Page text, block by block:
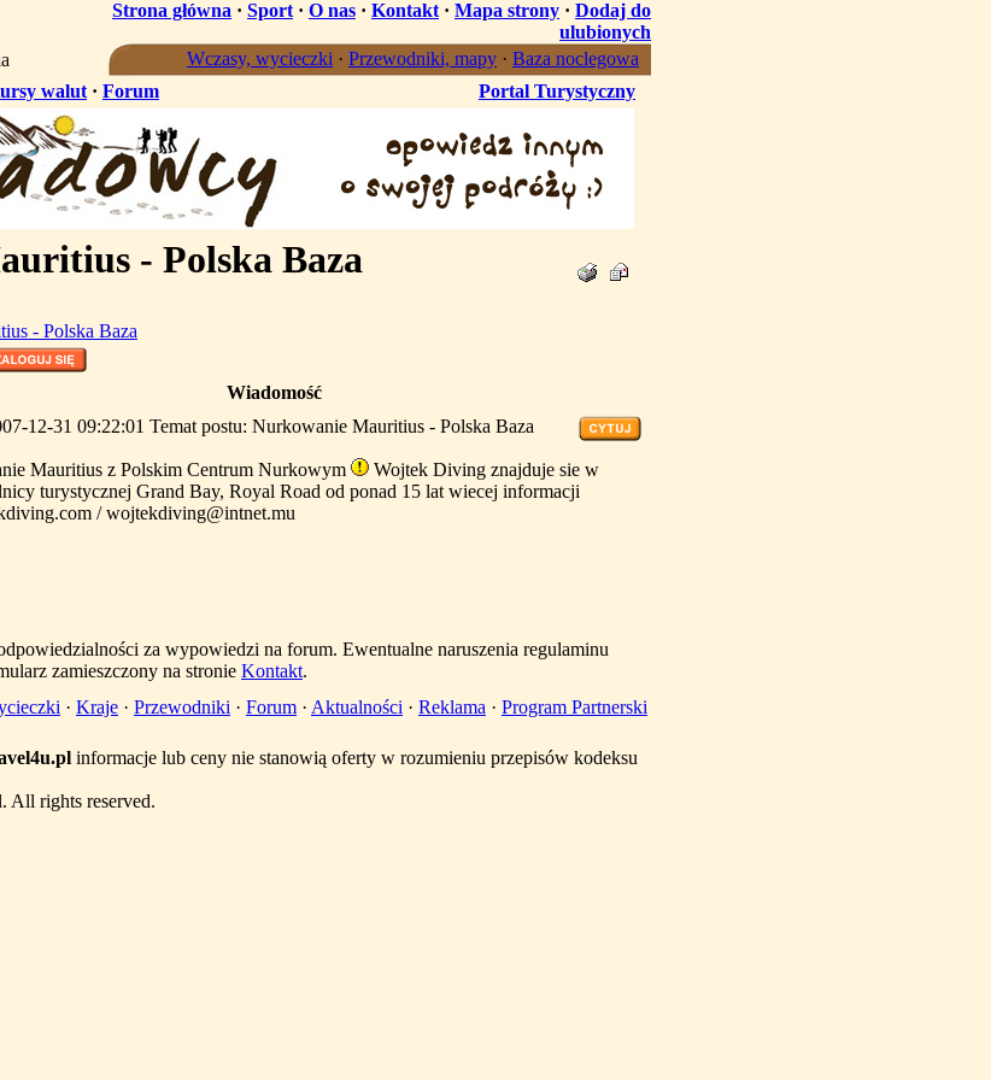
Strona główna · Sport · O nas · Kontakt · Mapa strony · Dodaj do
ulubionych
Wczasy, wycieczki · Przewodniki, mapy · Baza noclegowa
walut · Forum Portal Turystyczny
- Polska Baza
- Polska Baza
Wiadomość
12-31 09:22:01 Temat postu: Nurkowanie Mauritius - Polska Baza
Mauritius z Polskim Centrum Nurkowym
Wojtek Diving znajduje sie w
turystycznej Grand Bay, Royal Road od ponad 15 lat wiecej informacji
/ wojtekdiving@intnet.mu
za wypowiedzi na forum. Ewentualne naruszenia regulaminu
zamieszczony na stronie Kontakt.
· Kraje · Przewodniki · Forum · Aktualności · Reklama · Program Partnerski
informacje lub ceny nie stanowią oferty w rozumieniu przepisów kodeksu
All rights reserved.